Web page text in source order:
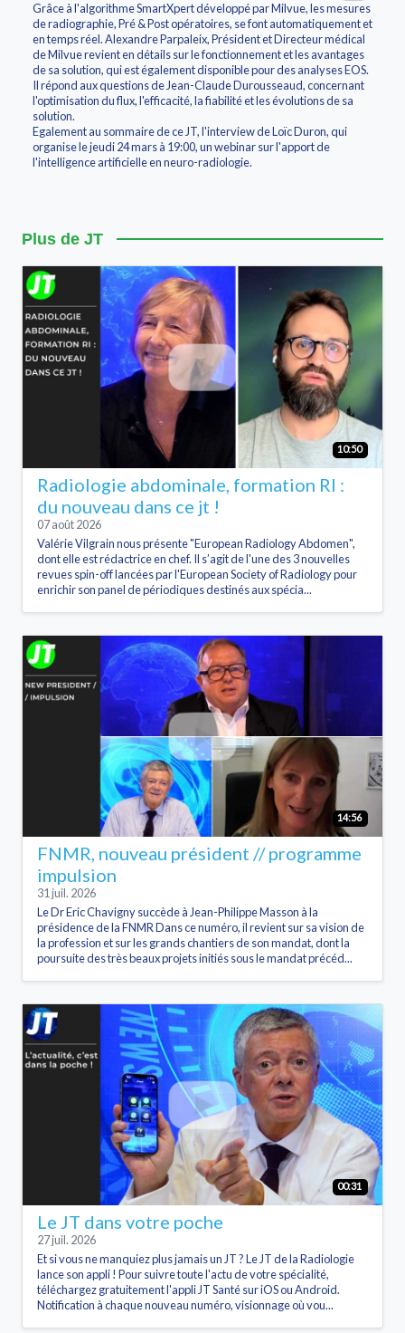
Grâce à l'algorithme SmartXpert développé par Milvue, les mesures
de radiographie, Pré & Post opératoires, se font automatiquement et
en temps réel. Alexandre Parpaleix, Président et Directeur médical
de Milvue revient en détails sur le fonctionnement et les avantages
de sa solution, qui est également disponible pour des analyses EOS.
Il répond aux questions de Jean-Claude Durousseaud, concernant
l'optimisation du flux, l'efficacité, la fiabilité et les évolutions de sa
solution.
Egalement au sommaire de ce JT, l'interview de Loïc Duron, qui
organise le jeudi 24 mars à 19:00, un webinar sur l'apport de
l'intelligence artificielle en neuro-radiologie.
Plus de JT
10:50
Radiologie abdominale, formation RI :
du nouveau dans ce jt !
07 août 2026
Valérie Vilgrain nous présente "European Radiology Abdomen",
dont elle est rédactrice en chef. Il s’agit de l'une des 3 nouvelles
revues spin-off lancées par l'European Society of Radiology pour
enrichir son panel de périodiques destinés aux spécia...
14:56
FNMR, nouveau président // programme
impulsion
31 juil. 2026
Le Dr Eric Chavigny succède à Jean-Philippe Masson à la
présidence de la FNMR Dans ce numéro, il revient sur sa vision de
la profession et sur les grands chantiers de son mandat, dont la
poursuite des très beaux projets initiés sous le mandat précéd...
00:31
Le JT dans votre poche
27 juil. 2026
Et si vous ne manquiez plus jamais un JT ? Le JT de la Radiologie
lance son appli ! Pour suivre toute l'actu de votre spécialité,
téléchargez gratuitement l'appli JT Santé sur iOS ou Android.
Notification à chaque nouveau numéro, visionnage où vou...